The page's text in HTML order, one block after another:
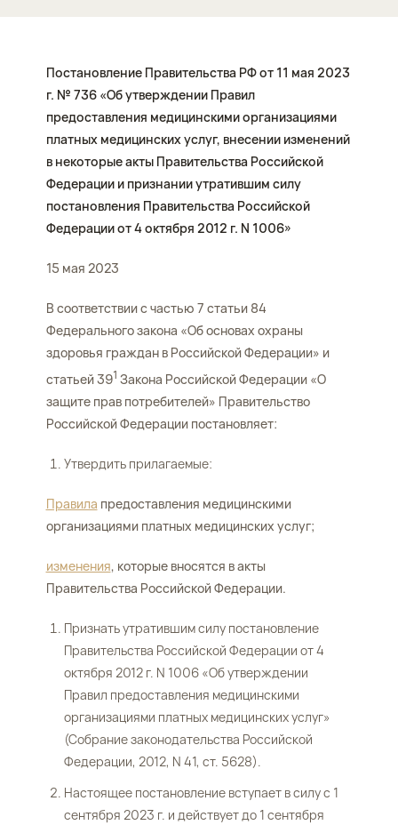
Постановление Правительства РФ от 11 мая 2023
г. № 736 «Об утверждении Правил
предоставления медицинскими организациями
платных медицинских услуг, внесении изменений
в некоторые акты Правительства Российской
Федерации и признании утратившим силу
постановления Правительства Российской
Федерации от 4 октября 2012 г. N 1006»
15 мая 2023
В соответствии с частью 7 статьи 84
Федерального закона «Об основах охраны
здоровья граждан в Российской Федерации» и
статьей 391 Закона Российской Федерации «О
защите прав потребителей» Правительство
Российской Федерации постановляет:
Утвердить прилагаемые:
Правила предоставления медицинскими
организациями платных медицинских услуг;
изменения, которые вносятся в акты
Правительства Российской Федерации.
Признать утратившим силу постановление
Правительства Российской Федерации от 4
октября 2012 г. N 1006 «Об утверждении
Правил предоставления медицинскими
организациями платных медицинских услуг»
(Собрание законодательства Российской
Федерации, 2012, N 41, ст. 5628).
Настоящее постановление вступает в силу с 1
сентября 2023 г. и действует до 1 сентября